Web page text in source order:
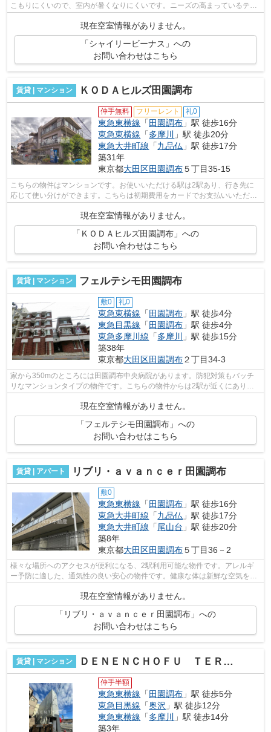
こもりにくいので、室内が暑くなりにくいです。ニーズの高まっているテラ
スハウスの物件です。徒歩15分で駅への...
現在空室情報がありません。
「シャイリービーナス」への
お問い合わせはこちら
賃貸 | マンション ＫＯＤＡヒルズ田園調布
仲手無料 フリーレント 礼0
東急東横線 「 田園調布 」駅 徒歩16分
東急東横線 「多摩川
」駅 徒歩20分
東急大井町線 「九品仏 」駅 徒歩17分
築31年
東京都大田区田園調布５丁目35-15
こちらの物件はマンションです。お使いいただける駅は2駅あり、行き先に
応じて使い分けができます。こちらは初期費用をカードでお支払いいただけ
現在空室情報がありません。
「ＫＯＤＡヒルズ田園調布」への
お問い合わせはこちら
賃貸 | マンション フェルテシモ田園調布
敷0 礼0
東急東横線 「 田園調布 」駅 徒歩4分
東急目黒線 「 田園調布 」駅 徒歩4分
東急多摩川線 「多摩川
」駅 徒歩15分
築38年
東京都大田区田園調布２丁目34-3
家から350mのところには田園調布中央病院があります。防犯対策もバッチ
リなマンションタイプの物件です。こちらの物件からは2駅が近くにあり、
移動範囲も広がります。エレベーター付き...
現在空室情報がありません。
「フェルテシモ田園調布」への
お問い合わせはこちら
賃貸 | アパート リブリ・ａｖａｎｃｅｒ田園調布
敷0
東急東横線 「田園調布 」駅 徒歩16分
東急大井町線 「九品仏 」駅 徒歩17分
東急大井町線 「尾山台 」駅 徒歩20分
築8年
東京都大田区田園調布５丁目36－2
様々な場所へのアクセスが便利になる、2駅利用可能な物件です。アレルギ
ー予防に適した、通気性の良い安心の物件です。健康な体は新鮮な空気を吸
現在空室情報がありません。
「リブリ・ａｖａｎｃｅｒ田園調布」への
お問い合わせはこちら
賃貸 | マンション ＤＥＮＥＮＣＨＯＦＵ ＴＥＲＲＡＣＥ
仲手半額
東急東横線 「 田園調布 」駅 徒歩5分
東急目黒線 「奥沢 」駅 徒歩12分
東急東横線 「多摩川
」駅 徒歩14分
築3年